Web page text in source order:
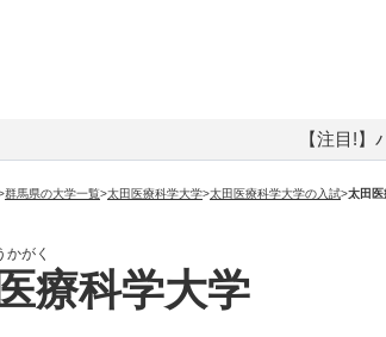
【注目!
群馬県の大学一覧>太田医療科学大学>太田医療科学大学の入試>太田医
かがく
療科学大学